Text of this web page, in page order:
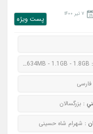
۷ تیر ۱۴۰۰
پست ويژه
199MB - 326MB - 634MB - 1.1GB - 1.8GB
فارسی
: بزرگسالان
: شهرام شاه حسینی